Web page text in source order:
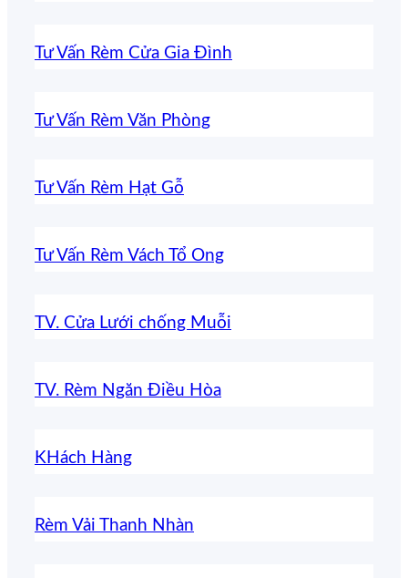
Tư Vấn Rèm Cửa Gia Đình
Tư Vấn Rèm Văn Phòng
Tư Vấn Rèm Hạt Gỗ
Tư Vấn Rèm Vách Tổ Ong
TV. Cửa Lưới chống Muỗi
TV. Rèm Ngăn Điều Hòa
KHách Hàng
Rèm Vải Thanh Nhàn